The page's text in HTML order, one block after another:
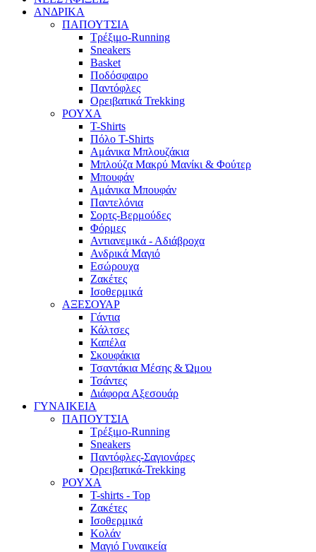
AΝΔΡΙΚΑ
ΠΑΠΟΥΤΣΙΑ
Τρέξιμο-Running
Sneakers
Basket
Ποδόσφαιρο
Παντόφλες
Ορειβατικά Trekking
ΡΟΥΧΑ
T-Shirts
Πόλο T-Shirts
Αμάνικα Μπλουζάκια
Μπλούζα Μακρύ Μανίκι & Φούτερ
Μπουφάν
Αμάνικα Μπουφάν
Παντελόνια
Σορτς-Βερμούδες
Φόρμες
Αντιανεμικά - Αδιάβροχα
Ανδρικά Μαγιό
Εσώρουχα
Ζακέτες
Ισοθερμικά
ΑΞΕΣΟΥΑΡ
Γάντια
Κάλτσες
Καπέλα
Σκουφάκια
Τσαντάκια Μέσης & Ώμου
Τσάντες
Διάφορα Αξεσουάρ
ΓΥΝΑΙΚΕΙΑ
ΠΑΠΟΥΤΣΙΑ
Τρέξιμο-Running
Sneakers
Παντόφλες-Σαγιονάρες
Ορειβατικά-Trekking
ΡΟΥΧΑ
T-shirts - Top
Ζακέτες
Ισοθερμικά
Κολάν
Μαγιό Γυναικεία